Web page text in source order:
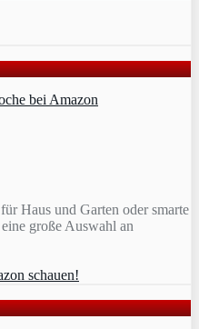
Haus und Garten oder smarte
große Auswahl an